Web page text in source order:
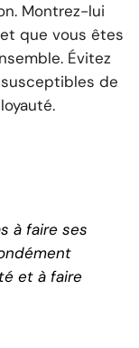
Montrez-lui
que vous êtes
Évitez
de
à faire ses
et à faire